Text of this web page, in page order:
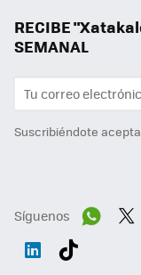
RECIBE
SEMANAL
Suscribiéndote
Síguenos